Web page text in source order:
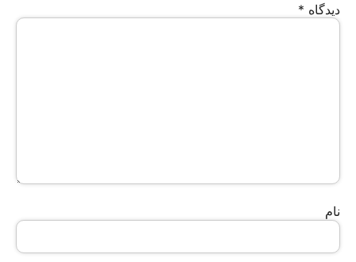
دیدگاه *
نام